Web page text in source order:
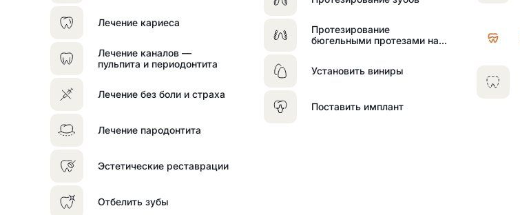
Лечение кариеса
Лечение каналов —
пульпита и периодонтита
Лечение без боли и страха
Лечение пародонтита
Эстетические реставрации
Отбелить зубы
Протезирование
бюгельными протезами на
Установить виниры
Поставить имплант